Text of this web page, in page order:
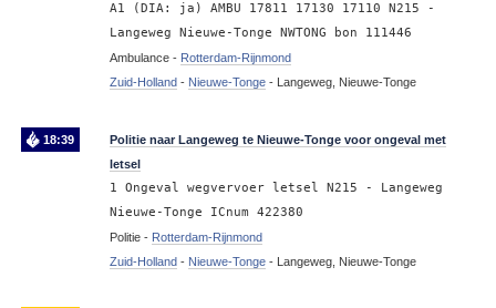
A1 (DIA: ja) AMBU 17811 17130 17110 N215 -
Langeweg Nieuwe-Tonge NWTONG bon 111446
Ambulance - Rotterdam-Rijnmond
Zuid-Holland- Nieuwe-Tonge- Langeweg, Nieuwe-Tonge
18:39
Politie naar Langeweg te Nieuwe-Tonge voor ongeval met
letsel
1 Ongeval wegvervoer letsel N215 - Langeweg
Nieuwe-Tonge ICnum 422380
Politie - Rotterdam-Rijnmond
Zuid-Holland- Nieuwe-Tonge- Langeweg, Nieuwe-Tonge